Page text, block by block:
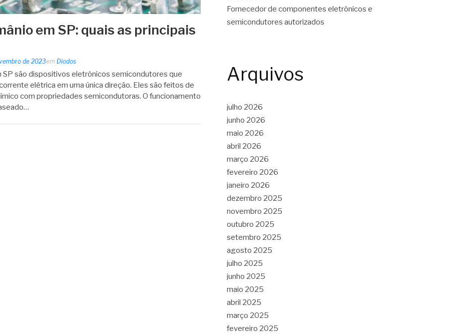
em SP: quais as principais
de 2023em Diodos
SP são dispositivos eletrônicos semicondutores que
elétrica em uma única direção. Eles são feitos de
com propriedades semicondutoras. O funcionamento
Fornecedor de componentes eletrônicos e
semicondutores autorizados
Arquivos
julho 2026
junho 2026
maio 2026
abril 2026
março 2026
fevereiro 2026
janeiro 2026
dezembro 2025
novembro 2025
outubro 2025
setembro 2025
agosto 2025
julho 2025
junho 2025
maio 2025
abril 2025
março 2025
fevereiro 2025